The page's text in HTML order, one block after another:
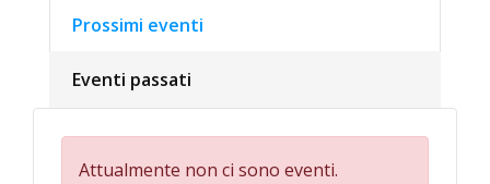
Prossimi eventi
Eventi passati
Attualmente non ci sono eventi.